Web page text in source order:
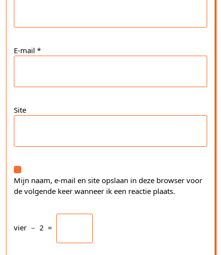
E-mail *
Site
Mijn naam, e-mail en site opslaan in deze browser voor
de volgende keer wanneer ik een reactie plaats.
vier − 2 =